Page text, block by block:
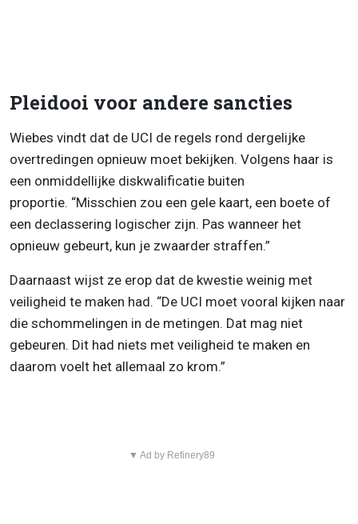
Pleidooi voor andere sancties
Wiebes vindt dat de UCI de regels rond dergelijke
overtredingen opnieuw moet bekijken. Volgens haar is
een onmiddellijke diskwalificatie buiten
proportie. “Misschien zou een gele kaart, een boete of
een declassering logischer zijn. Pas wanneer het
opnieuw gebeurt, kun je zwaarder straffen.”
Daarnaast wijst ze erop dat de kwestie weinig met
veiligheid te maken had. “De UCI moet vooral kijken naar
die schommelingen in de metingen. Dat mag niet
gebeuren. Dit had niets met veiligheid te maken en
daarom voelt het allemaal zo krom.”
▼ Ad by Refinery89